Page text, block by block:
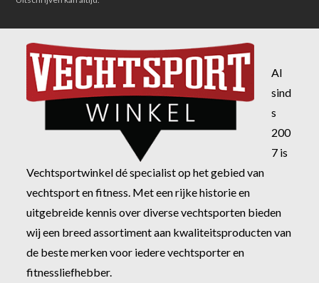
Al
sind
s
200
7 is
Vechtsportwinkel dé specialist op het gebied van
vechtsport en fitness. Met een rijke historie en
uitgebreide kennis over diverse vechtsporten bieden
wij een breed assortiment aan kwaliteitsproducten van
de beste merken voor iedere vechtsporter en
fitnessliefhebber.